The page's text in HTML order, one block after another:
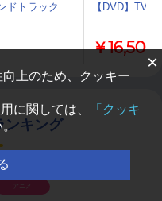
ドトラック
【DVD】TV
￥16,500
ンキング
アニメ
×
上のため、クッキー
に関しては、
「クッキ
。